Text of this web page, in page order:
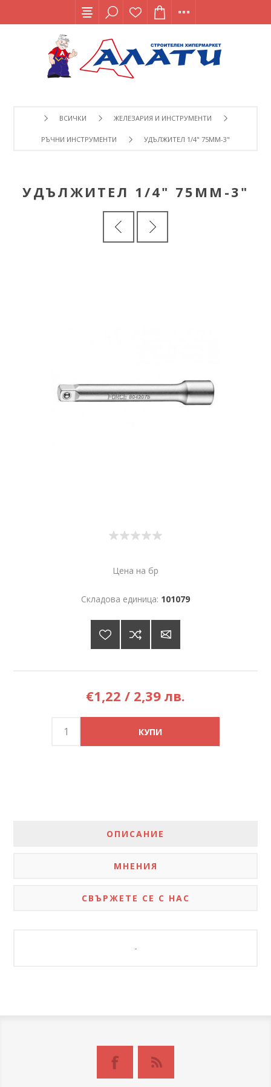
ВСИЧКИ ЖЕЛЕЗАРИЯ И ИНСТРУМЕНТИ
РЪЧНИ ИНСТРУМЕНТИ УДЪЛЖИТЕЛ 1/4" 75MM-3"
УДЪЛЖИТЕЛ 1/4" 75MM-3"
Цена на бр
Складова единица: 101079
€1,22 / 2,39 лв.
ОПИСАНИЕ
МНЕНИЯ
СВЪРЖЕТЕ СЕ С НАС
-